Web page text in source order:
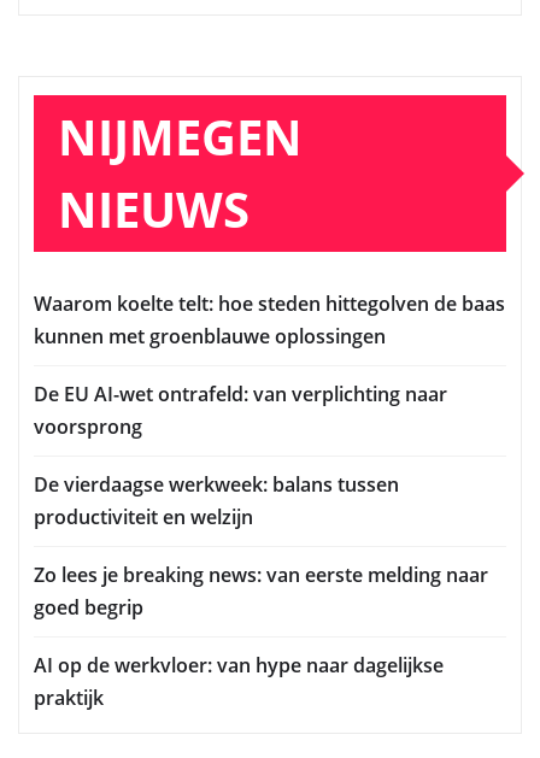
NIJMEGEN
NIEUWS
Waarom koelte telt: hoe steden hittegolven de baas
kunnen met groenblauwe oplossingen
De EU AI-wet ontrafeld: van verplichting naar
voorsprong
De vierdaagse werkweek: balans tussen
productiviteit en welzijn
Zo lees je breaking news: van eerste melding naar
goed begrip
AI op de werkvloer: van hype naar dagelijkse
praktijk